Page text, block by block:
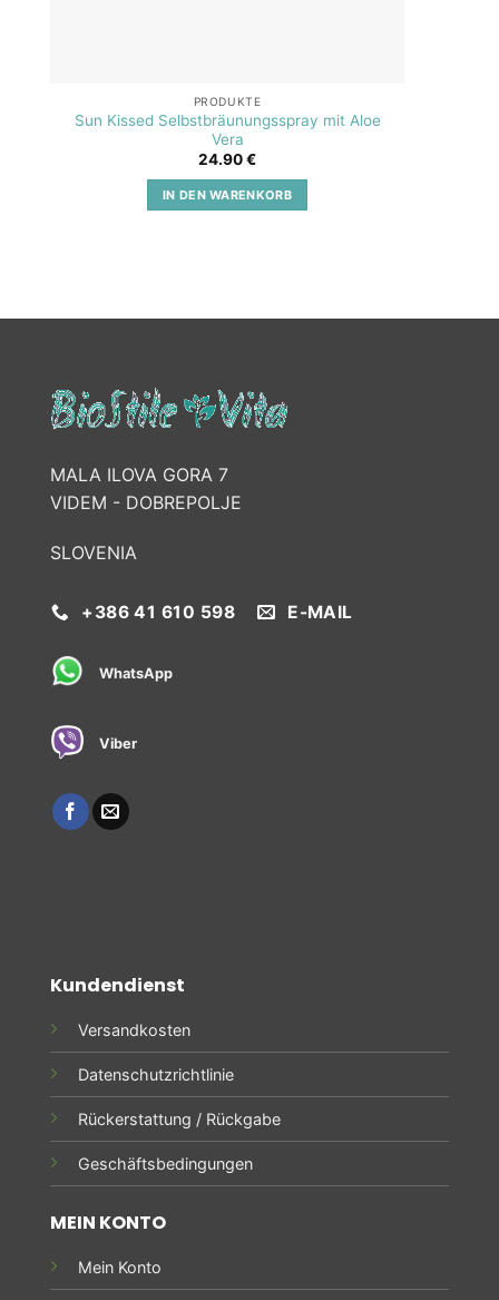
PRODUKTE
Sun Kissed Selbstbräunungsspray mit Aloe
Vera
24.90€
IN DEN WARENKORB
MALA ILOVA GORA 7
VIDEM - DOBREPOLJE
SLOVENIA
+386 41 610 598 E-MAIL
WhatsApp
Viber
Kundendienst
Versandkosten
Datenschutzrichtlinie
Rückerstattung / Rückgabe
Geschäftsbedingungen
MEIN KONTO
Mein Konto